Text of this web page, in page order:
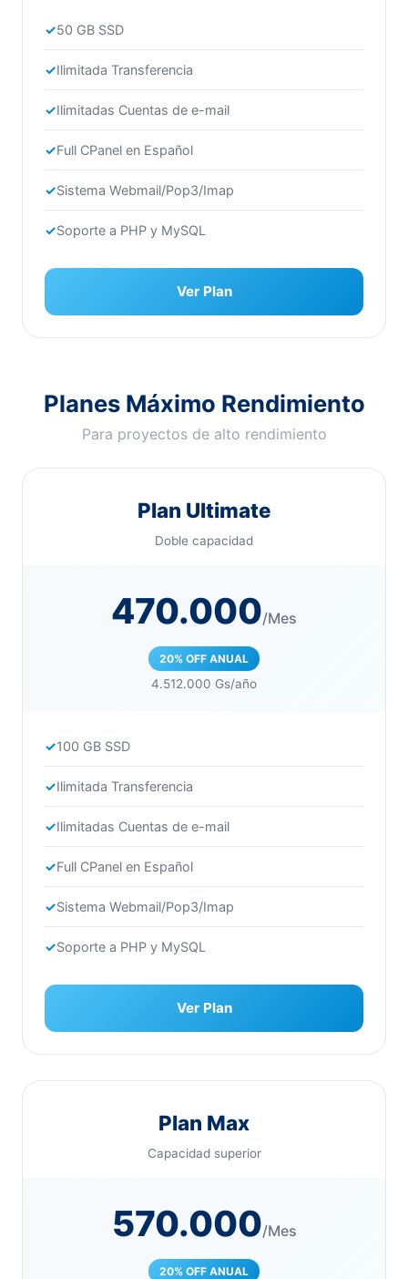
50 GB SSD
Ilimitada Transferencia
Ilimitadas Cuentas de e-mail
Full CPanel en Español
Sistema Webmail/Pop3/Imap
Soporte a PHP y MySQL
Ver Plan
Planes Máximo Rendimiento
Para proyectos de alto rendimiento
Plan Ultimate
Doble capacidad
470.000/Mes
20% OFF ANUAL
4.512.000 Gs/año
100 GB SSD
Ilimitada Transferencia
Ilimitadas Cuentas de e-mail
Full CPanel en Español
Sistema Webmail/Pop3/Imap
Soporte a PHP y MySQL
Ver Plan
Plan Max
Capacidad superior
570.000/Mes
20% OFF ANUAL